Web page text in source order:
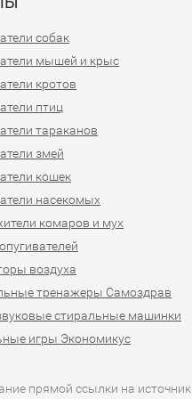
собак
мышей и крыс
кротов
птиц
тараканов
змей
кошек
насекомых
комаров и мух
воздуха
тренажеры Самоздрав
стиральные машинки
игры Экономикус
прямой ссылки на источник.